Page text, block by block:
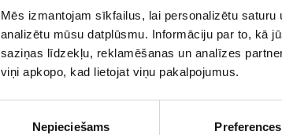
Mēs izmantojam sīkfailus, lai personalizētu
analizētu mūsu datplūsmu. Informāciju par to, kā
saziņas līdzekļu, reklamēšanas un analīzes
viņi apkopo, kad lietojat viņu pakalpojumus.
Nepieciešams Preferences